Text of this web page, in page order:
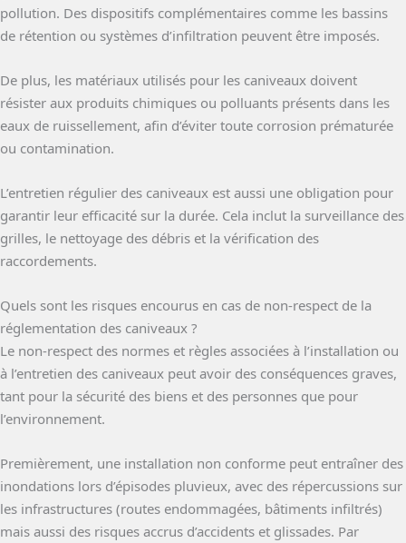
pollution. Des dispositifs complémentaires comme les bassins
de rétention ou systèmes d’infiltration peuvent être imposés.
De plus, les matériaux utilisés pour les caniveaux doivent
résister aux produits chimiques ou polluants présents dans les
eaux de ruissellement, afin d’éviter toute corrosion prématurée
ou contamination.
L’entretien régulier des caniveaux est aussi une obligation pour
garantir leur efficacité sur la durée. Cela inclut la surveillance des
grilles, le nettoyage des débris et la vérification des
raccordements.
Quels sont les risques encourus en cas de non-respect de la
réglementation des caniveaux ?
Le non-respect des normes et règles associées à l’installation ou
à l’entretien des caniveaux peut avoir des conséquences graves,
tant pour la sécurité des biens et des personnes que pour
l’environnement.
Premièrement, une installation non conforme peut entraîner des
inondations lors d’épisodes pluvieux, avec des répercussions sur
les infrastructures (routes endommagées, bâtiments infiltrés)
mais aussi des risques accrus d’accidents et glissades. Par